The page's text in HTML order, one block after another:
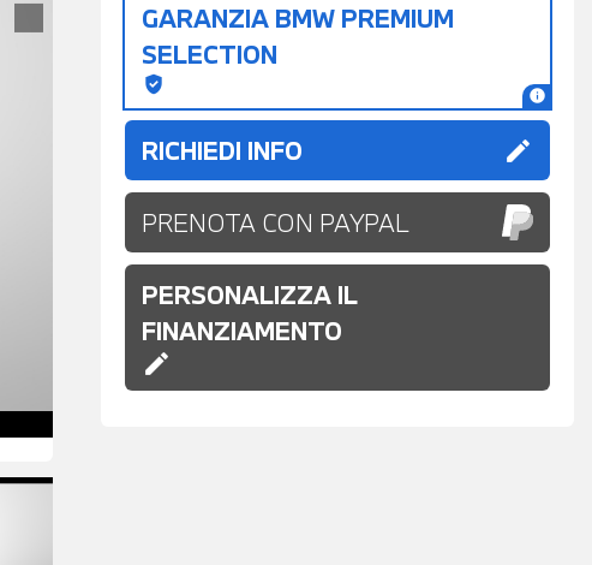
GARANZIA BMW PREMIUM
SELECTION
gpp_good info
RICHIEDI INFO edit
PRENOTA CON PAYPAL
PERSONALIZZA IL
FINANZIAMENTO
edit